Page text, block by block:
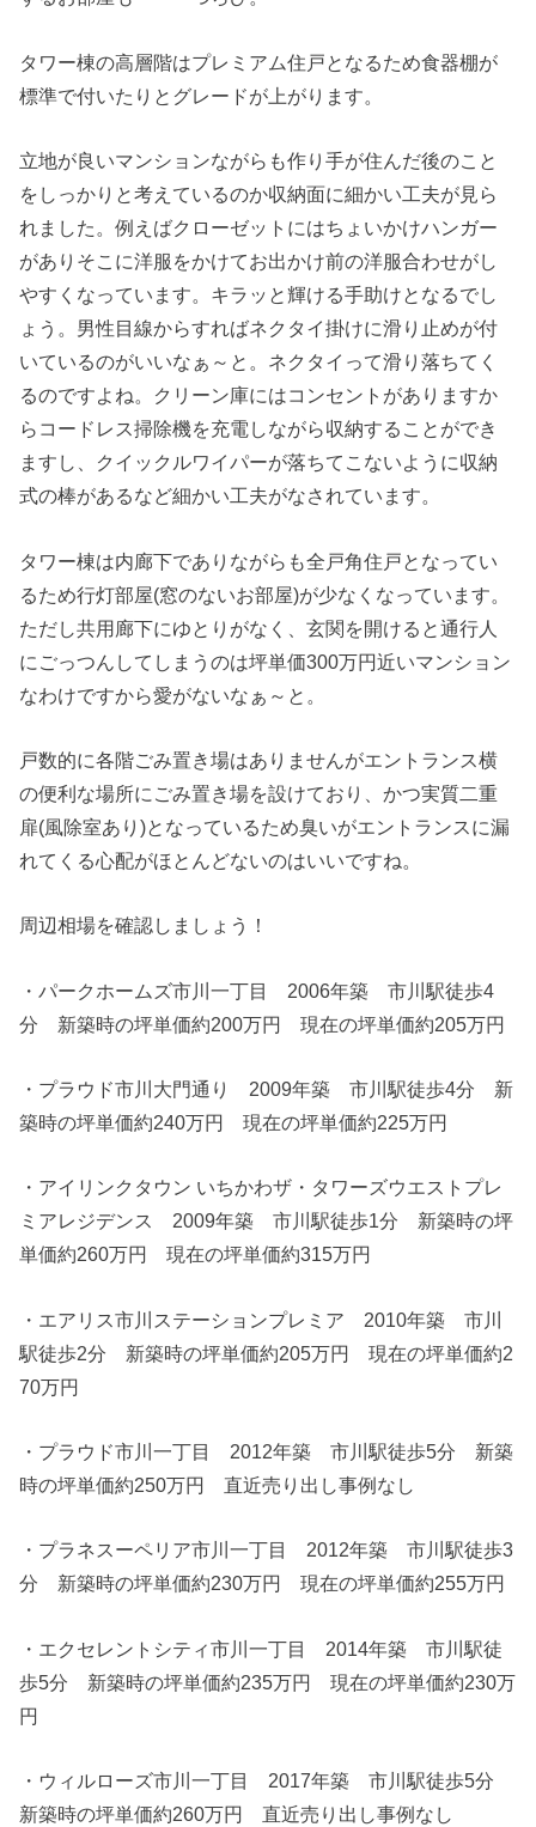
タワー棟の高層階はプレミアム住戸となるため食器棚が
標準で付いたりとグレードが上がります。
立地が良いマンションながらも作り手が住んだ後のこと
をしっかりと考えているのか収納面に細かい工夫が見ら
れました。例えばクローゼットにはちょいかけハンガー
がありそこに洋服をかけてお出かけ前の洋服合わせがし
やすくなっています。キラッと輝ける手助けとなるでし
ょう。男性目線からすればネクタイ掛けに滑り止めが付
いているのがいいなぁ～と。ネクタイって滑り落ちてく
るのですよね。クリーン庫にはコンセントがありますか
らコードレス掃除機を充電しながら収納することができ
ますし、クイックルワイパーが落ちてこないように収納
式の棒があるなど細かい工夫がなされています。
タワー棟は内廊下でありながらも全戸角住戸となってい
るため行灯部屋(窓のないお部屋)が少なくなっています。
ただし共用廊下にゆとりがなく、玄関を開けると通行人
にごっつんしてしまうのは坪単価300万円近いマンション
なわけですから愛がないなぁ～と。
戸数的に各階ごみ置き場はありませんがエントランス横
の便利な場所にごみ置き場を設けており、かつ実質二重
扉(風除室あり)となっているため臭いがエントランスに漏
れてくる心配がほとんどないのはいいですね。
周辺相場を確認しましょう！
・パークホームズ市川一丁目 2006年築 市川駅徒歩4
分 新築時の坪単価約200万円 現在の坪単価約205万円
・プラウド市川大門通り 2009年築 市川駅徒歩4分 新
築時の坪単価約240万円 現在の坪単価約225万円
・アイリンクタウン いちかわザ・タワーズウエストプレ
ミアレジデンス 2009年築 市川駅徒歩1分 新築時の坪
単価約260万円 現在の坪単価約315万円
・エアリス市川ステーションプレミア 2010年築 市川
駅徒歩2分 新築時の坪単価約205万円 現在の坪単価約2
70万円
・プラウド市川一丁目 2012年築 市川駅徒歩5分 新築
時の坪単価約250万円 直近売り出し事例なし
・プラネスーペリア市川一丁目 2012年築 市川駅徒歩3
分 新築時の坪単価約230万円 現在の坪単価約255万円
・エクセレントシティ市川一丁目 2014年築 市川駅徒
歩5分 新築時の坪単価約235万円 現在の坪単価約230万
円
・ウィルローズ市川一丁目 2017年築 市川駅徒歩5分
新築時の坪単価約260万円 直近売り出し事例なし